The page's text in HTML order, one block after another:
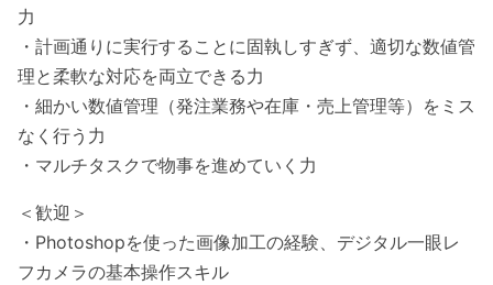
力
・計画通りに実行することに固執しすぎず、適切な数値管
理と柔軟な対応を両立できる力
・細かい数値管理（発注業務や在庫・売上管理等）をミス
なく行う力
・マルチタスクで物事を進めていく力
＜歓迎＞
・Photoshopを使った画像加工の経験、デジタル一眼レ
フカメラの基本操作スキル